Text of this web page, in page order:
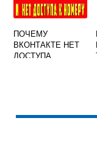
ПОЧЕМУ
ВКОНТАКТЕ НЕТ
ДОСТУПА